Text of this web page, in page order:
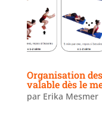
Organisation
valable dès le
par Erika Mesmer